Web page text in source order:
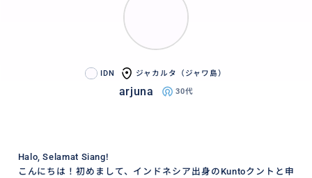
IDN ジャカルタ（ジャワ島）
arjuna 30代
Halo, Selamat Siang!
こんにちは！初めまして、インドネシア出身のKuntoクントと申